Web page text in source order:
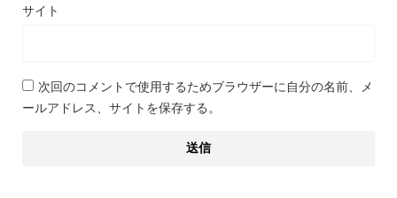
サイト
次回のコメントで使用するためブラウザーに自分の名前、メ
ールアドレス、サイトを保存する。